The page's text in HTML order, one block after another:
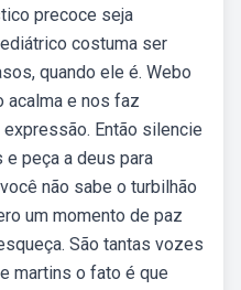
precoce seja
costuma ser
quando ele é. Webo
acalma e nos faz
Então silencie
peça a deus para
não sabe o turbilhão
um momento de paz
São tantas vozes
martins o fato é que